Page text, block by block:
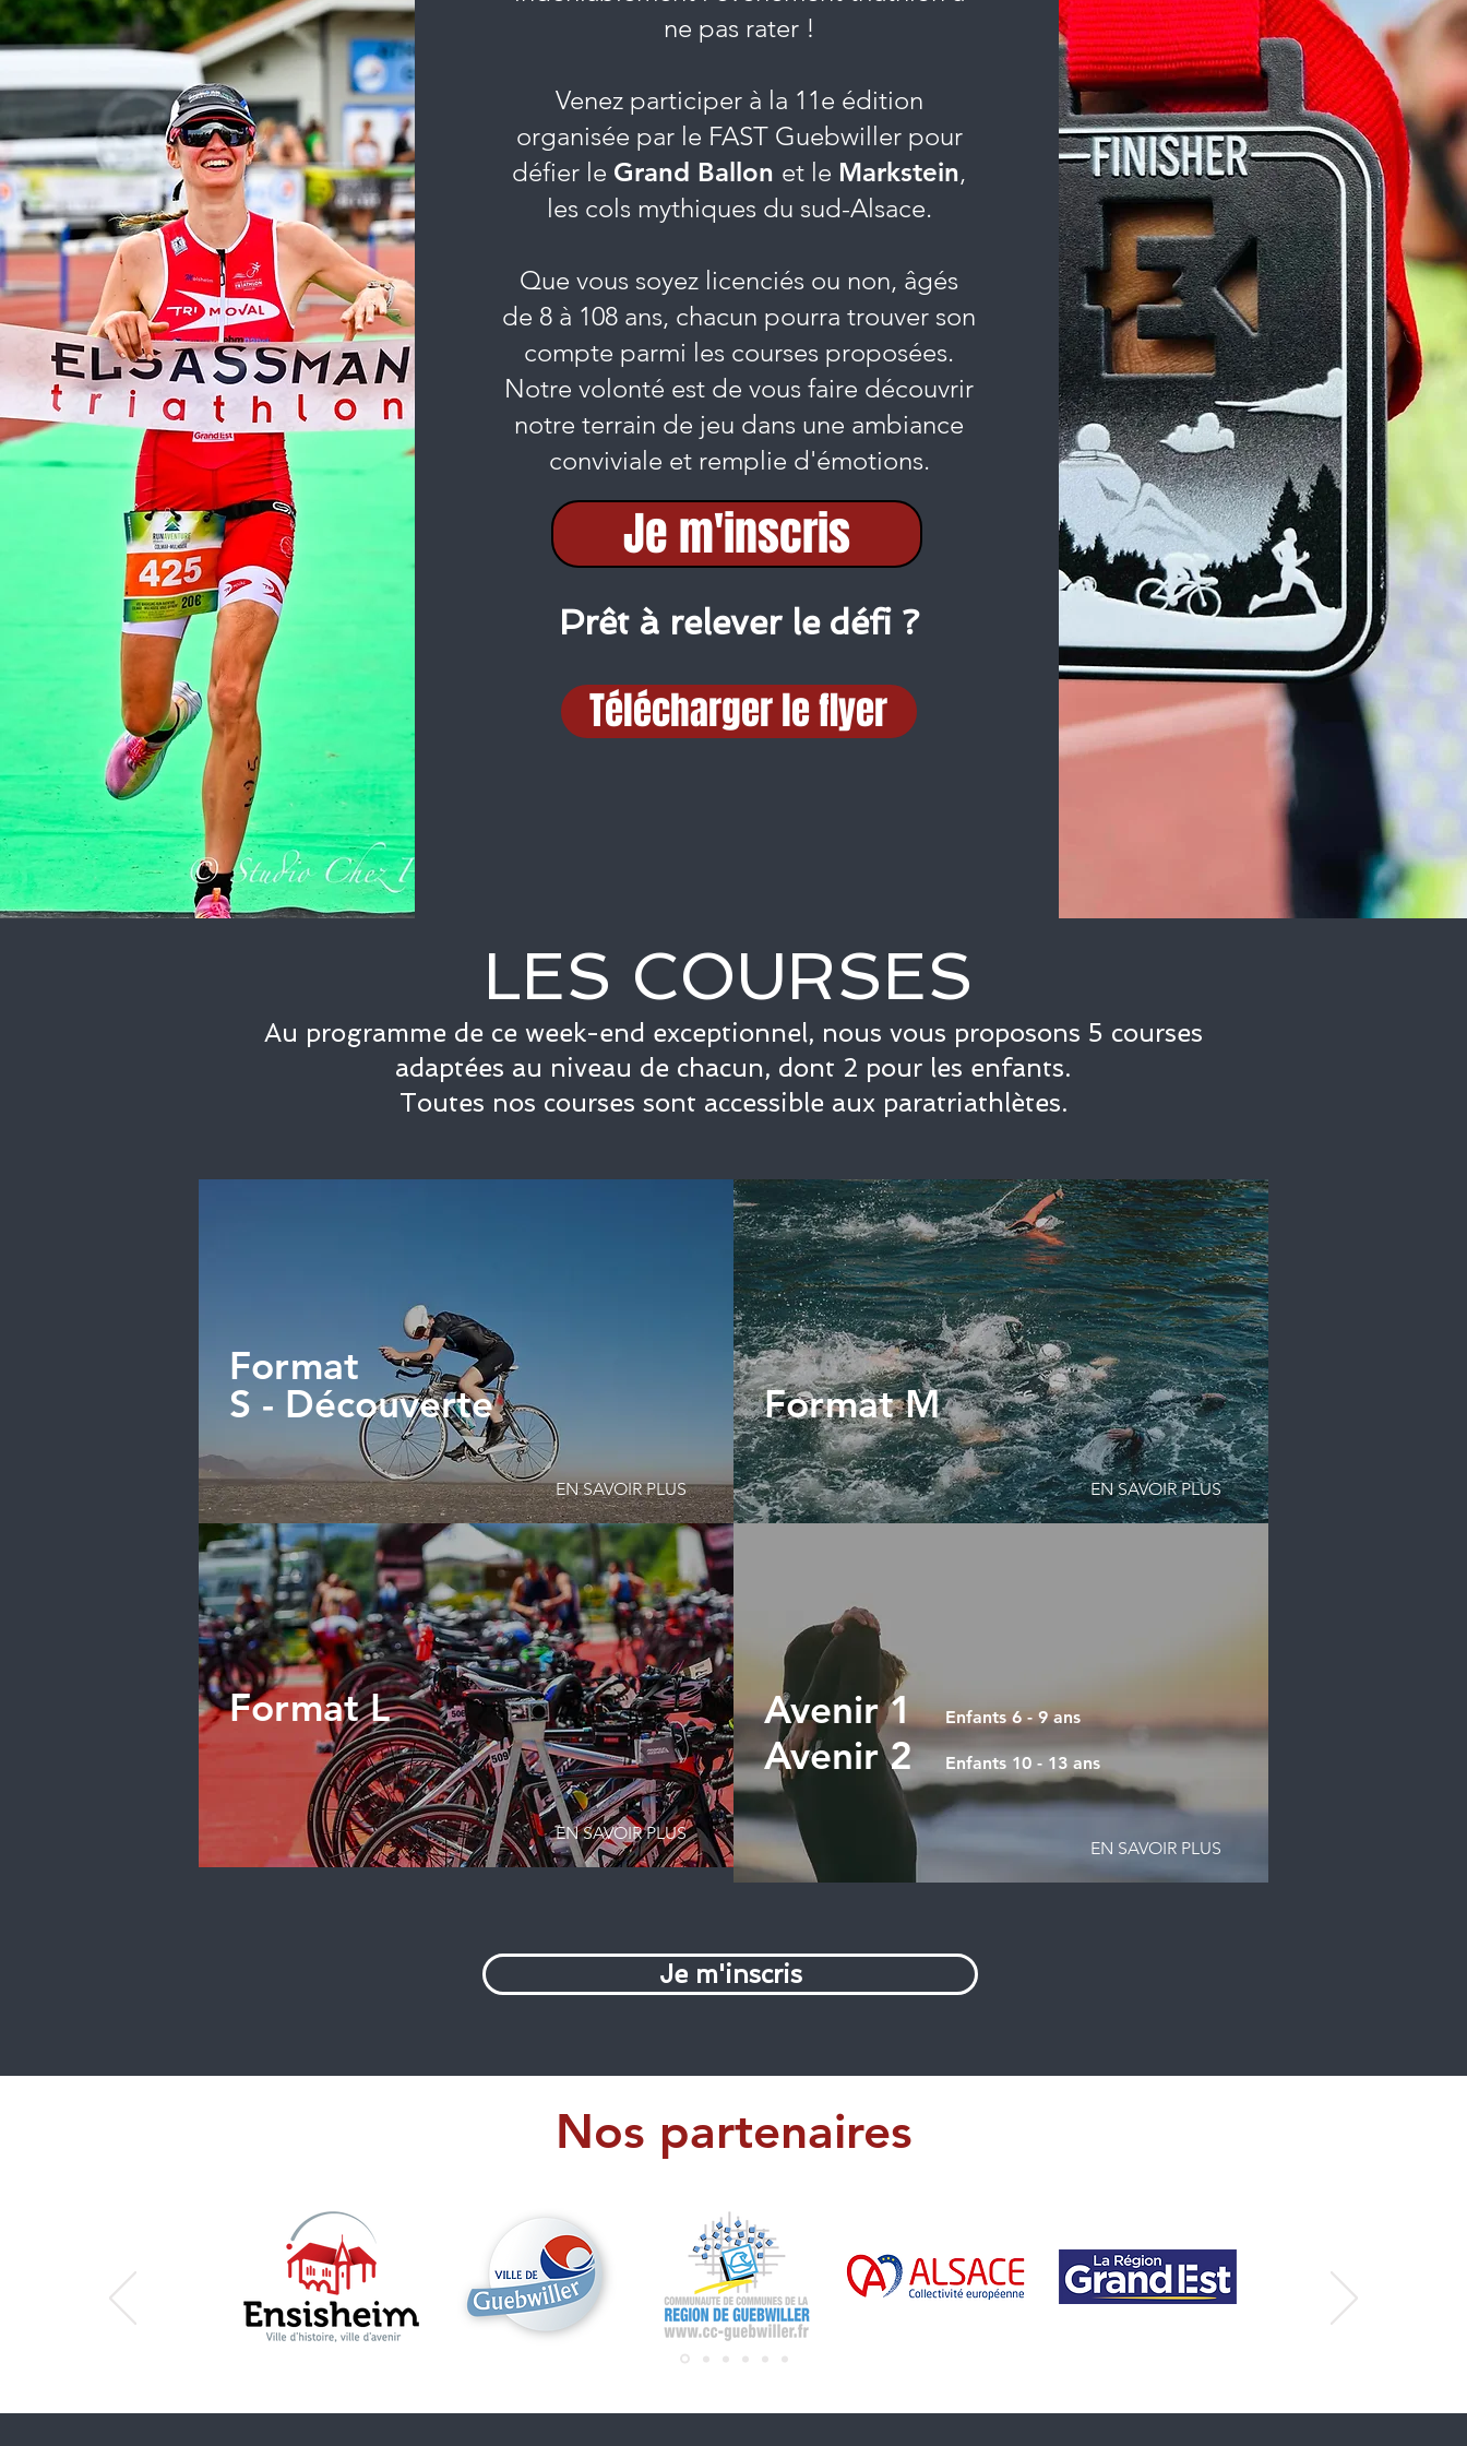
ne pas rater !
Venez participer à la 11e édition
organisée par le FAST Guebwiller pour
défier le Grand Ballon et le Markstein,
les cols mythiques du sud-Alsace.
Que vous soyez licenciés ou non, âgés
de 8 à 108 ans, chacun pourra trouver son
compte parmi les courses proposées.
Notre volonté est de vous faire découvrir
notre terrain de jeu dans une ambiance
conviviale et remplie d'émotions.
Je m'inscris
Prêt à relever le défi ?
Télécharger le flyer
LES COURSES
Au programme de ce week-end exceptionnel, nous vous proposons 5 courses
adaptées au niveau de chacun, dont 2 pour les enfants.
Toutes nos courses sont accessible aux paratriathlètes.
Format
S - Découverte
EN SAVOIR PLUS
Format L
EN SAVOIR PLUS
Format M
EN SAVOIR PLUS
Avenir 1 Enfants 6 - 9 ans
Avenir 2 Enfants 10 - 13 ans
EN SAVOIR PLUS
Je m'inscris
Nos partenaires